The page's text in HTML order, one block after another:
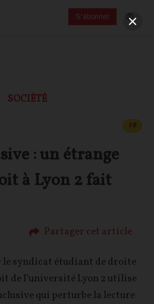
S'abonner
SOCIÉTÉ
FP
: un étrange
à Lyon 2 fait
Partager cet article
le syndicat étudiant de droite
de l’université Lyon 2 utilise
qui perturbe la lecture